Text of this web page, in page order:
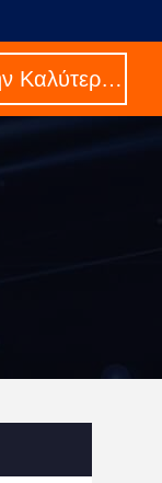
Βρείτε Την Καλύτερη Τιμή